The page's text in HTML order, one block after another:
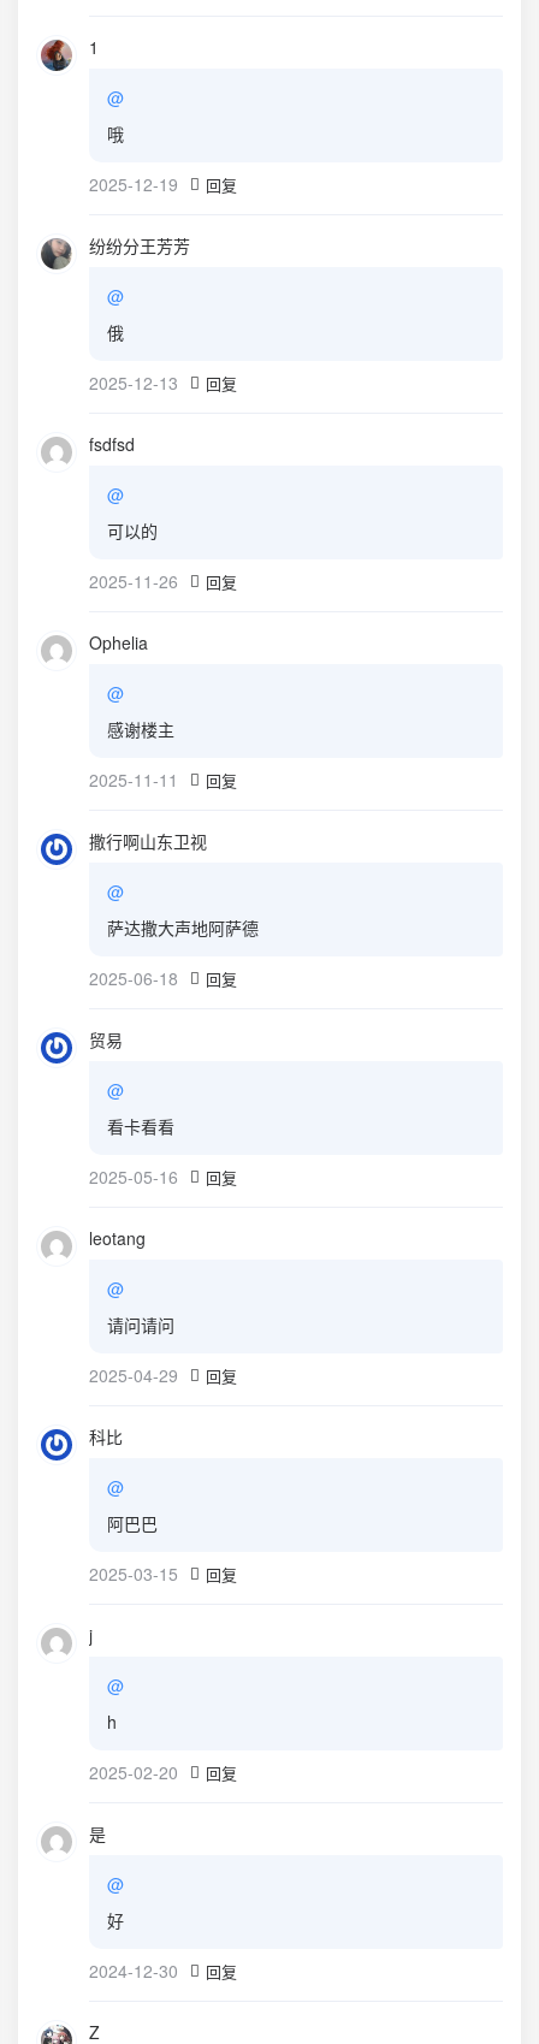
1
@
哦
2025-12-19 回复
纷纷分王芳芳
@
俄
2025-12-13 回复
fsdfsd
@
可以的
2025-11-26 回复
Ophelia
@
感谢楼主
2025-11-11 回复
撒行啊山东卫视
@
萨达撒大声地阿萨德
2025-06-18 回复
贸易
@
看卡看看
2025-05-16 回复
leotang
@
请问请问
2025-04-29 回复
科比
@
阿巴巴
2025-03-15 回复
j
@
h
2025-02-20 回复
是
@
好
2024-12-30 回复
Z